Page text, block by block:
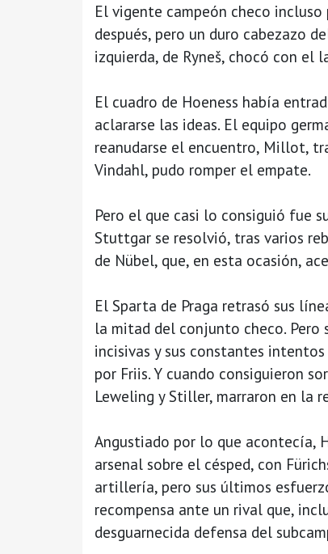
El vigente campeón checo
después, pero un duro cabezazo
izquierda, de Ryneš, chocó con el
El cuadro de Hoeness había
aclararse las ideas. El equipo
reanudarse el encuentro, Millot,
Vindahl, pudo romper el empate.
Pero el que casi lo consiguió fue
Stuttgar se resolvió, tras varios
de Nübel, que, en esta ocasión,
El Sparta de Praga retrasó sus
la mitad del conjunto checo. Pero
incisivas y sus constantes
por Friis. Y cuando consiguieron
Leweling y Stiller, marraron en la
Angustiado por lo que acontecía,
arsenal sobre el césped, con
artillería, pero sus últimos
recompensa ante un rival que,
desguarnecida defensa del